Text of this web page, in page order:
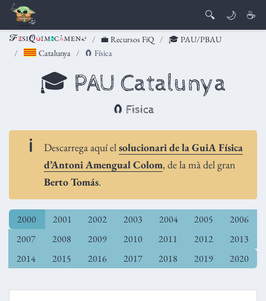
🔍 🌙 ☕
💼 Recursos FiQ
🎓 PAU/PBAU
Catalunya
🧲 Física
🎓 PAU Catalunya
🧲 Física
Descarrega aquí elsolucionari de la GuiA Física
d’Antoni Amengual Colom, de la mà del gran
Berto Tomás.
2000 2001 2002 2003 2004 2005
2006
2007
2008 2009 2010 2011 2012
2013
2014
2015 2016 2017 2018 2019 2020